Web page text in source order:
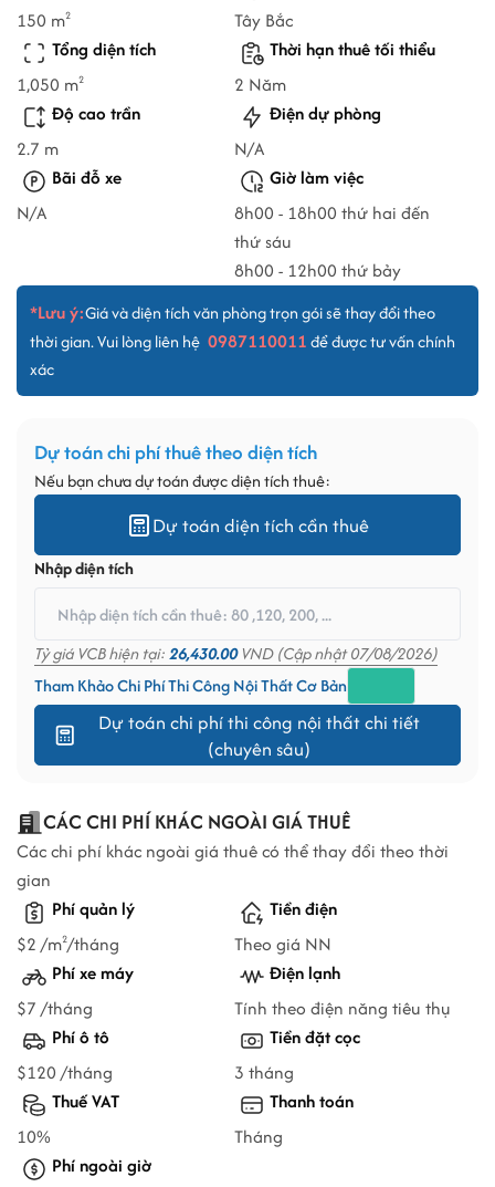
150 m2
Tây Bắc
Tổng diện tích
1,050 m2
Thời hạn thuê tối thiểu
2 Năm
Độ cao trần
2.7 m
Điện dự phòng
N/A
Bãi đỗ xe
N/A
Giờ làm việc
8h00 - 18h00 thứ hai đến
thứ sáu
8h00 - 12h00 thứ bảy
*Lưu ý:Giá và diện tích văn phòng trọn gói sẽ thay đổi theo
thời gian. Vui lòng liên hệ 0987110011để được tư vấn chính
xác
Dự toán chi phí thuê theo diện tích
Nếu bạn chưa dự toán được diện tích thuê:
Dự toán diện tích cần thuê
Nhập diện tích
Tỷ giá VCB hiện tại:26,430.00VND (Cập nhật 07/08/2026)
Tham Khảo Chi Phí Thi Công Nội Thất Cơ Bản
Dự toán chi phí thi công nội thất chi tiết
(chuyên sâu)
CÁC CHI PHÍ KHÁC NGOÀI GIÁ THUÊ
Các chi phí khác ngoài giá thuê có thể thay đổi theo thời
gian
Phí quản lý
$2 /m2/tháng
Tiền điện
Theo giá NN
Phí xe máy
$7 /tháng
Điện lạnh
Tính theo điện năng tiêu thụ
Phí ô tô
$120 /tháng
Tiền đặt cọc
3 tháng
Thuế VAT
10%
Thanh toán
Tháng
Phí ngoài giờ